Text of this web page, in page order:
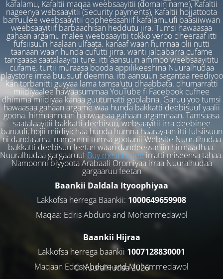
kafalamu, Kafaltii maqaa weebsaayitii (domain name), Kafaltii
nageenya websaayitii (Security payments), Kafaltii hojjattoota
barruulee weebsaayitii qopheessaniif kafalamuufi baasiiwwan
weebsaayitiif barbaachisan heddutu jira. Tumsi hawaasaa
gahaan argamu malee weebsaayitii tokko yeroo dheeraaf itti
fufsiisuun haalaan ulfaata. kanaaf waan humnaa olii nutti
taanaan waan hunda cufutti jirra. wanti jalqabarra cufame
tamsaasa saatalaayitii ture. itti aansuun ammoo weebsaayititu
cufame. turtii muraasa booda appilikeeshina Nuuralhudaa
playstore irraa buusuuf deemna. itti aansuun sagantaa reediyoo
kan torbanitti guyyaa lama tamsa'utu dhaabbata. dhumarratti
miidiyaalee hawaasummaa YouTube fi Facebook cufnee
dhimma miidiyaa kanaa guutumatti goolabna. Garuu yoo tumsi
hawaasaa gahaan argame waa hunda bakkatti deebisuuf yaalii
goona. hirmaannaan haawaasaa gahaan argamnaan, Tamsaasa
saatalaayitii bakkatti deebisuu, websaayitii irra deebinee
banuufi, hojii miidiyichaa hunda humna haarayaan itti fufsiisuun
ni danda'ama. namoonni tumsa gootanii Website Nuuralhudaa
bakkatti deebisuu feetan waan dandeessaniin hirmaadhaa.
Nuuralhudaa gargaaruufBuy me a coffeeirratti miseensa tahaa.
Namoonni biyyoota Arabaafi Oromiyaa irraa Nuuralhudaa
gargaaruu feetan
Baankii Daldala Ityoophiyaa
Lakkofsa herrega Baankii: 1000649659908
Maqaa: Edris Abduro and Mohammedawol
Baankii Hijraa
Lakkofsa herrega baankii 1007128830001
Maqaan Edris Abduro and Muhammedawol
© NuuralHudaa 2026